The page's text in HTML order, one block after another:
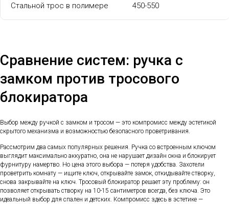
Стальной трос в полимере 450-550
Сравнение систем: ручка с
замком против тросового
блокиратора
Выбор между ручкой с замком и тросом — это компромисс между эстетикой
скрытого механизма и возможностью безопасного проветривания.
Рассмотрим два самых популярных решения. Ручка со встроенным ключом
выглядит максимально аккуратно, она не нарушает дизайн окна и блокирует
фурнитуру намертво. Но цена этого выбора — потеря удобства. Захотели
проветрить комнату — ищите ключ, открывайте замок, откидывайте створку,
снова закрывайте на ключ. Тросовый блокиратор решает эту проблему: он
позволяет открывать створку на 10-15 сантиметров всегда, без ключа. Это
идеальный выбор для спален и детских. Компромисс здесь в эстетике —